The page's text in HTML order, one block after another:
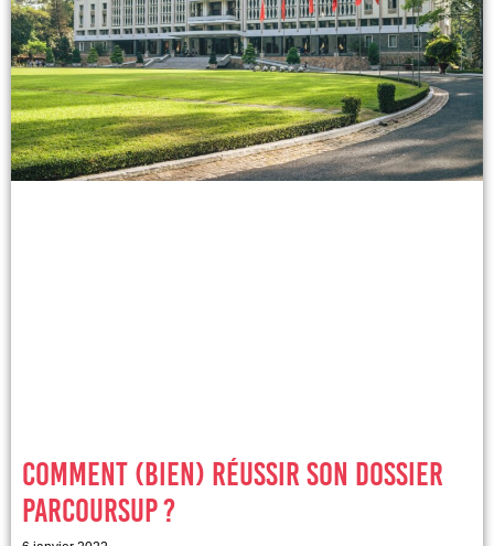
Comment (bien) réussir son dossier
Parcoursup ?